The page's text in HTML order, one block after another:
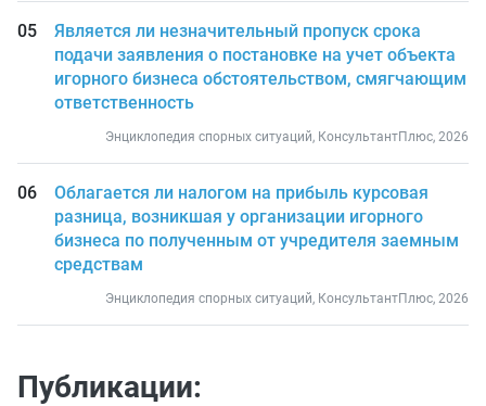
Является ли незначительный пропуск срока
подачи заявления о постановке на учет объекта
игорного бизнеса обстоятельством, смягчающим
ответственность
Энциклопедия спорных ситуаций, КонсультантПлюс, 2026
Облагается ли налогом на прибыль курсовая
разница, возникшая у организации игорного
бизнеса по полученным от учредителя заемным
средствам
Энциклопедия спорных ситуаций, КонсультантПлюс, 2026
Публикации: